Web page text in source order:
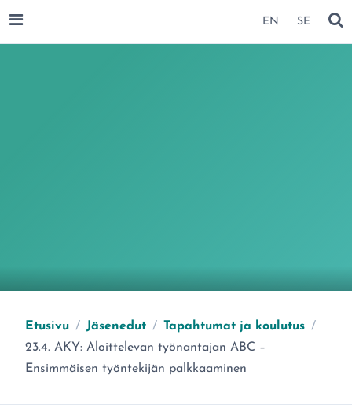
SIIRRY SIVUN SISÄLTÖÖN EN SE
Etusivu / Jäsenedut / Tapahtumat ja koulutus /
Olet täällä:
23.4. AKY: Aloittelevan työnantajan ABC –
Ensimmäisen työntekijän palkkaaminen